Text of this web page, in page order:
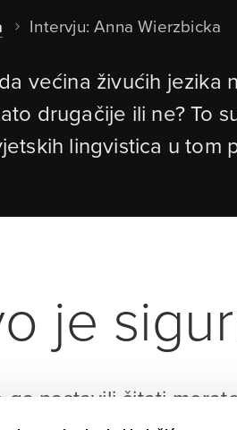
Intervju: Anna Wierzbicka
većina živućih jezika
drugačije ili ne? To
lingvistica u tom
je
ga nastavili čitati